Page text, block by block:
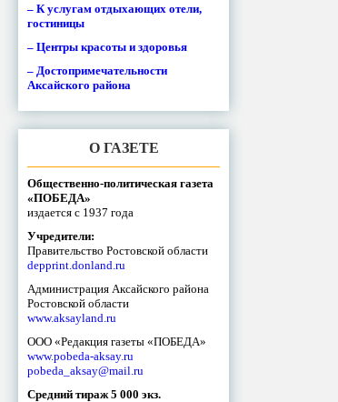
– К услугам отдыхающих отели,
гостиницы
– Центры красоты и здоровья
– Достопримечательности
Аксайского района
О ГАЗЕТЕ
Общественно-политическая газета
«ПОБЕДА»
издается с 1937 года
Учредители:
Правительство Ростовской области
depprint.donland.ru
Администрация Аксайского района
Ростовской области
www.aksayland.ru
ООО «Редакция газеты «ПОБЕДА»
www.pobeda-aksay.ru
pobeda_aksay@mail.ru
Средний тираж 5 000 экз.